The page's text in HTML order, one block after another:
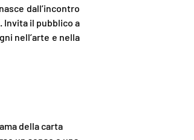
dall’incontro
Invita il pubblico a
nell’arte e nella
della carta